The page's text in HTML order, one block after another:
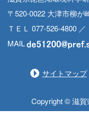
〒520-0022 大津市柳が
ＴＥＬ 077-526-4800
MAIL
サイトマップ
Copyright © 滋